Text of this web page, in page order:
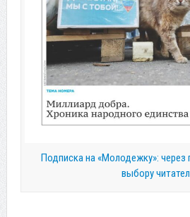
Подписка на «Молодежку»: через
выбору